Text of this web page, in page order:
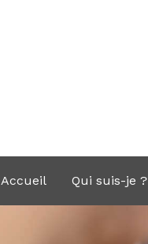
Accueil Qui suis-je ?